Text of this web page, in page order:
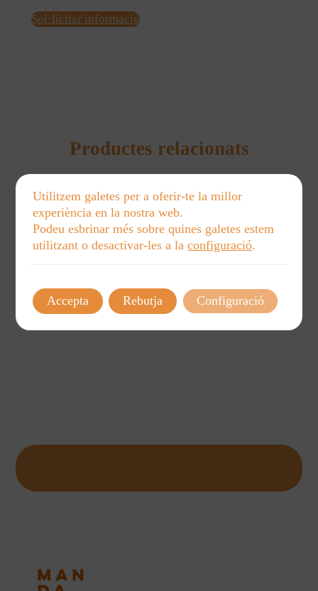
Sol·licitar informació
Productes relacionats
Láminas ilustradas de cocina: historias y sabores
Utilitzem galetes per a oferir-te la millor
experiència en la nostra web.
Podeu esbrinar més sobre quines galetes estem
utilitzant o desactivar-les a laconfiguració.
Accepta Rebutja Configuració